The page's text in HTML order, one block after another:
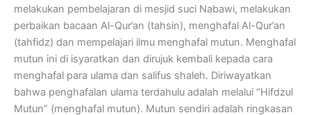
melakukan pembelajaran di mesjid suci Nabawi, melakukan
perbaikan bacaan Al-Qur’an (tahsin), menghafal Al-Qur’an
(tahfidz) dan mempelajari ilmu menghafal mutun. Menghafal
mutun ini di isyaratkan dan dirujuk kembali kepada cara
menghafal para ulama dan salifus shaleh. Diriwayatkan
bahwa penghafalan ulama terdahulu adalah melalui “Hifdzul
Mutun” (menghafal mutun). Mutun sendiri adalah ringkasan